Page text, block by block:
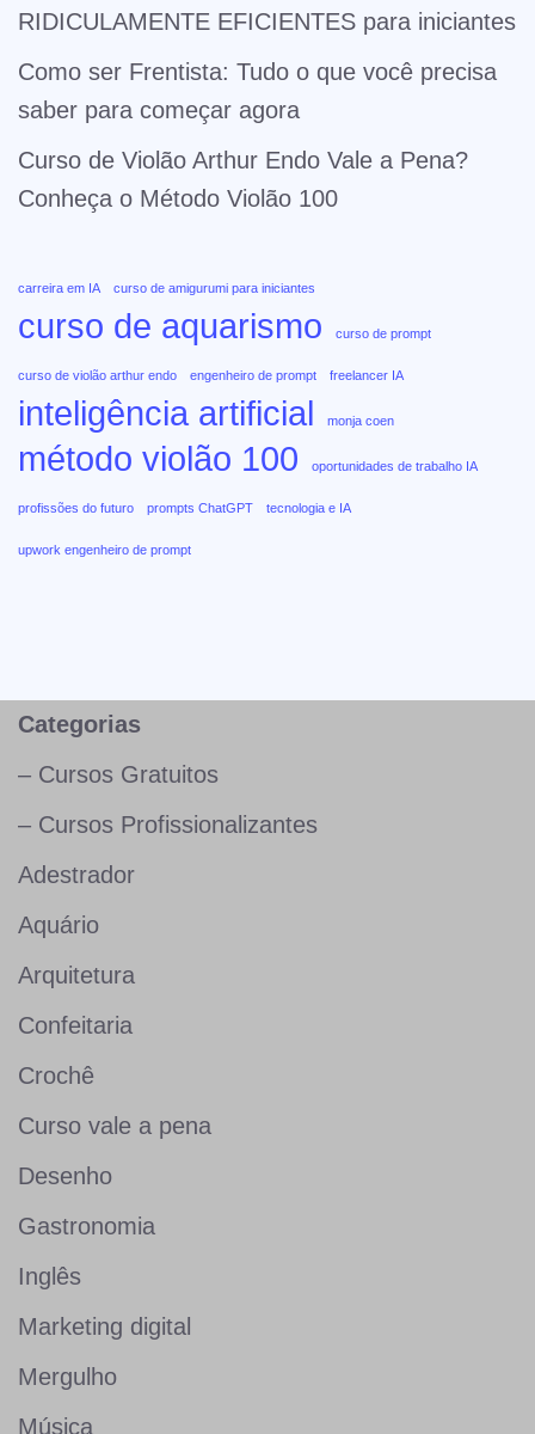
RIDICULAMENTE EFICIENTES para iniciantes
Como ser Frentista: Tudo o que você precisa
saber para começar agora
Curso de Violão Arthur Endo Vale a Pena?
Conheça o Método Violão 100
carreira em IA curso de amigurumi para iniciantes
curso de aquarismo curso de prompt
curso de violão arthur endo engenheiro de prompt freelancer IA
inteligência artificial monja coen
método violão 100 oportunidades de trabalho IA
profissões do futuro prompts ChatGPT tecnologia e IA
upwork engenheiro de prompt
Categorias
– Cursos Gratuitos
– Cursos Profissionalizantes
Adestrador
Aquário
Arquitetura
Confeitaria
Crochê
Curso vale a pena
Desenho
Gastronomia
Inglês
Marketing digital
Mergulho
Música